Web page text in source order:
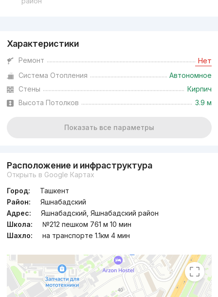
Характеристики
Ремонт Нет
Система Отопления
Автономное
Стены
Кирпич
Высота Потолков
3.9 м
Показать все параметры
Расположение и инфраструктура
Открыть в Google Картах
Город:
Ташкент
Район:
Яшнабадский
Адрес:
Яшнабадский, Яшнабадский район
Школа:
№212 пешком 761 м 10 мин
Шахло:
на транспорте 1.1км 4 мин